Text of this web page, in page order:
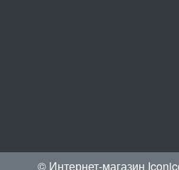
© Интернет-магазин